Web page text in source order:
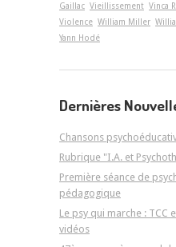
Gaillac Vieillissement Vinca
Violence William Miller
Yann Hodé
Dernières
Chansons
Rubrique "I.A. et
Première séance de
pédagogique
Le psy qui marche : TCC
vidéos